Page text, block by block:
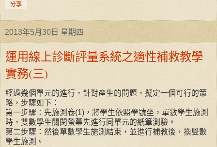
分享
2013年5月30日 星期四
運用線上診斷評量系統之適性補救教學
實務(三)
經過幾個單元的進行，針對產生的問題，擬定一個可行的策
略，步驟如下：
第一步驟：先施測卷(1)，將學生依照學號坐，單數學生施測
時，雙數學生關閉螢幕先進行同單元的紙筆測驗。
第二步驟：然後單數學生施測結束，並進行補教後，換雙數
學生施測。